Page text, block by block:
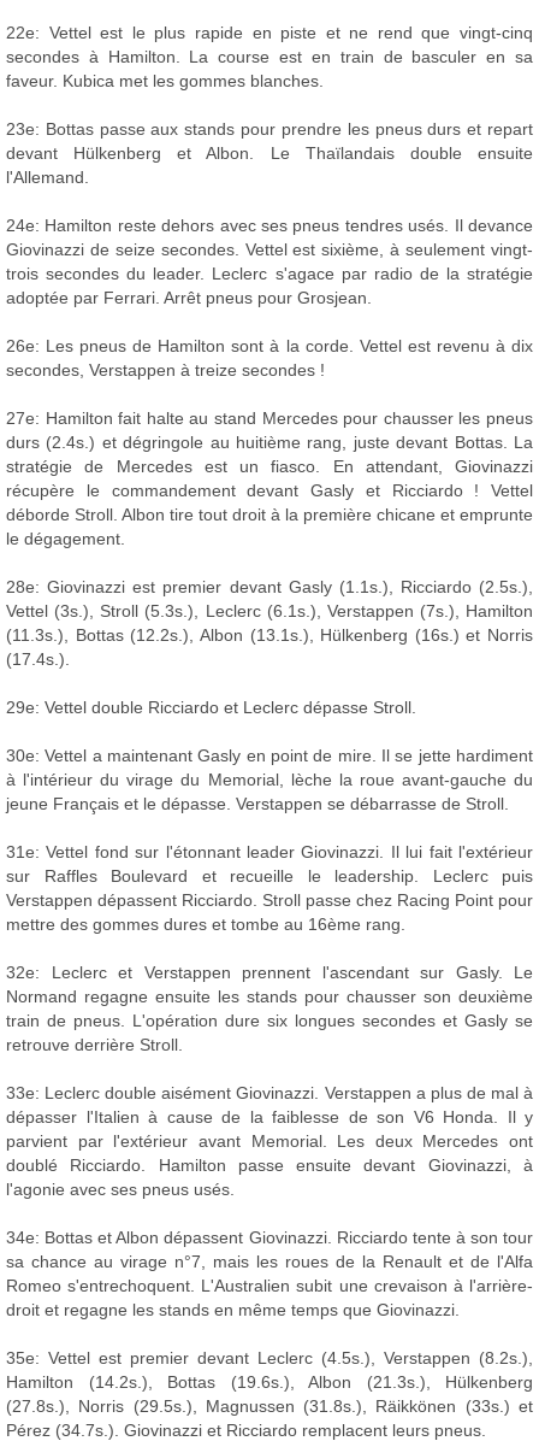
22e: Vettel est le plus rapide en piste et ne rend que vingt-cinq
secondes à Hamilton. La course est en train de basculer en sa
faveur. Kubica met les gommes blanches.
23e: Bottas passe aux stands pour prendre les pneus durs et repart
devant Hülkenberg et Albon. Le Thaïlandais double ensuite
l'Allemand.
24e: Hamilton reste dehors avec ses pneus tendres usés. Il devance
Giovinazzi de seize secondes. Vettel est sixième, à seulement vingt-
trois secondes du leader. Leclerc s'agace par radio de la stratégie
adoptée par Ferrari. Arrêt pneus pour Grosjean.
26e: Les pneus de Hamilton sont à la corde. Vettel est revenu à dix
secondes, Verstappen à treize secondes !
27e: Hamilton fait halte au stand Mercedes pour chausser les pneus
durs (2.4s.) et dégringole au huitième rang, juste devant Bottas. La
stratégie de Mercedes est un fiasco. En attendant, Giovinazzi
récupère le commandement devant Gasly et Ricciardo ! Vettel
déborde Stroll. Albon tire tout droit à la première chicane et emprunte
le dégagement.
28e: Giovinazzi est premier devant Gasly (1.1s.), Ricciardo (2.5s.),
Vettel (3s.), Stroll (5.3s.), Leclerc (6.1s.), Verstappen (7s.), Hamilton
(11.3s.), Bottas (12.2s.), Albon (13.1s.), Hülkenberg (16s.) et Norris
(17.4s.).
29e: Vettel double Ricciardo et Leclerc dépasse Stroll.
30e: Vettel a maintenant Gasly en point de mire. Il se jette hardiment
à l'intérieur du virage du Memorial, lèche la roue avant-gauche du
jeune Français et le dépasse. Verstappen se débarrasse de Stroll.
31e: Vettel fond sur l'étonnant leader Giovinazzi. Il lui fait l'extérieur
sur Raffles Boulevard et recueille le leadership. Leclerc puis
Verstappen dépassent Ricciardo. Stroll passe chez Racing Point pour
mettre des gommes dures et tombe au 16ème rang.
32e: Leclerc et Verstappen prennent l'ascendant sur Gasly. Le
Normand regagne ensuite les stands pour chausser son deuxième
train de pneus. L'opération dure six longues secondes et Gasly se
retrouve derrière Stroll.
33e: Leclerc double aisément Giovinazzi. Verstappen a plus de mal à
dépasser l'Italien à cause de la faiblesse de son V6 Honda. Il y
parvient par l'extérieur avant Memorial. Les deux Mercedes ont
doublé Ricciardo. Hamilton passe ensuite devant Giovinazzi, à
l'agonie avec ses pneus usés.
34e: Bottas et Albon dépassent Giovinazzi. Ricciardo tente à son tour
sa chance au virage n°7, mais les roues de la Renault et de l'Alfa
Romeo s'entrechoquent. L'Australien subit une crevaison à l'arrière-
droit et regagne les stands en même temps que Giovinazzi.
35e: Vettel est premier devant Leclerc (4.5s.), Verstappen (8.2s.),
Hamilton (14.2s.), Bottas (19.6s.), Albon (21.3s.), Hülkenberg
(27.8s.), Norris (29.5s.), Magnussen (31.8s.), Räikkönen (33s.) et
Pérez (34.7s.). Giovinazzi et Ricciardo remplacent leurs pneus.